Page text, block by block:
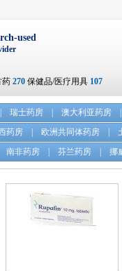
used
药 270 保健品/医疗用具 107
瑞士药房 澳大利亚药房
药房 欧洲共同体药房
南非药房 芬兰药房 挪